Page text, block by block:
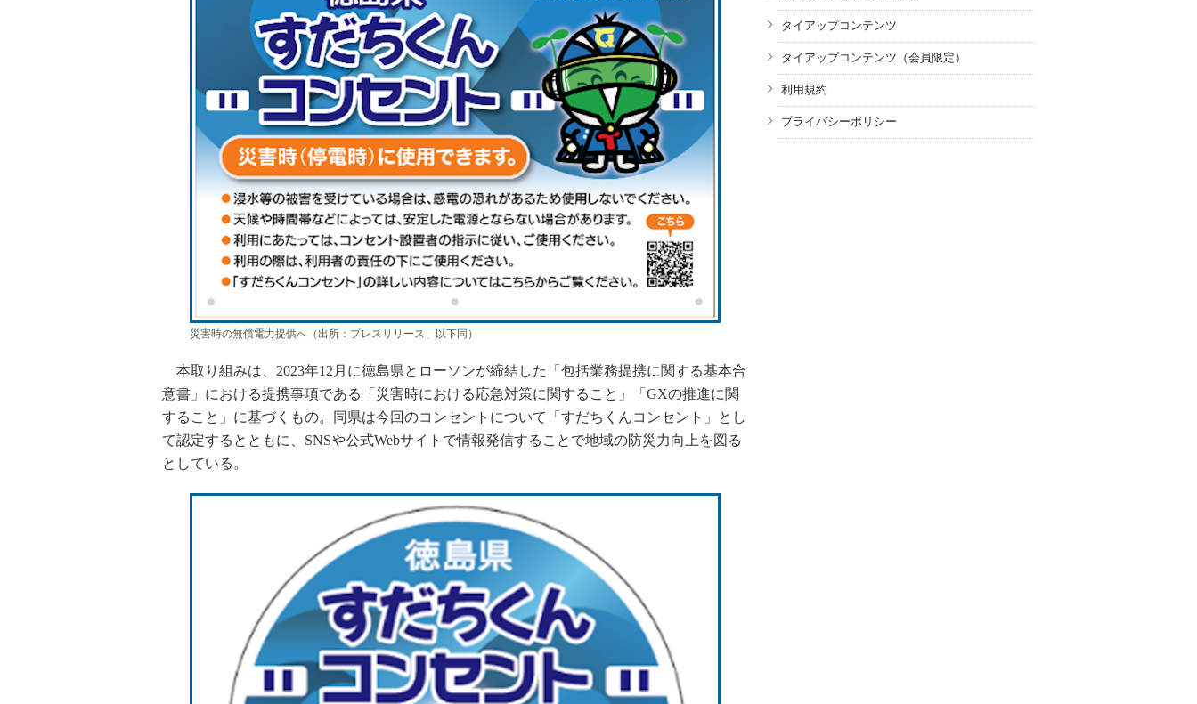
災害時の無償電力提供へ（出所：プレスリリース、以下同）
本取り組みは、2023年12月に徳島県とローソンが締結した「包括業務提携に関する基本合
意書」における提携事項である「災害時における応急対策に関すること」「GXの推進に関
すること」に基づくもの。同県は今回のコンセントについて「すだちくんコンセント」とし
て認定するとともに、SNSや公式Webサイトで情報発信することで地域の防災力向上を図る
としている。
タイアップコンテンツ
タイアップコンテンツ（会員限定）
利用規約
プライバシーポリシー